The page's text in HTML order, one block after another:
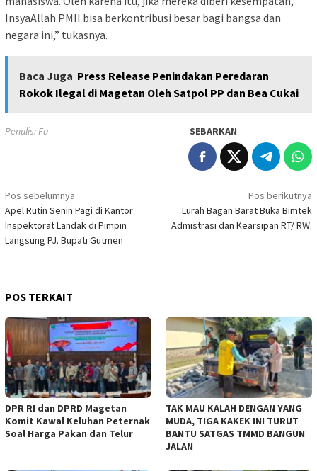
InsyaAllah PMII bisa berkontribusi besar bagi bangsa dan
negara ini,” tukasnya.
Baca Juga Press Release Penindakan Peredaran
Rokok Ilegal di Magetan Oleh Satpol PP dan Bea Cukai
Penulis: Fa SEBARKAN
Navigasi
pos
Pos sebelumnya
Apel Rutin Senin Pagi di Kantor
Inspektorat Landak di Pimpin
Langsung PJ. Bupati Gutmen
Pos berikutnya
Lurah Bagan Barat Buka Bimtek
Admistrasi dan Kearsipan RT/ RW.
POS TERKAIT
DPR RI dan DPRD Magetan
Komit Kawal Keluhan Peternak
Soal Harga Pakan dan Telur
TAK MAU KALAH DENGAN YANG
MUDA, TIGA KAKEK INI TURUT
BANTU SATGAS TMMD BANGUN
JALAN